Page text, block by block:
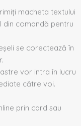
macheta textului
din comandă pentru
se corectează în
vor intra în lucru
către voi.
prin card sau